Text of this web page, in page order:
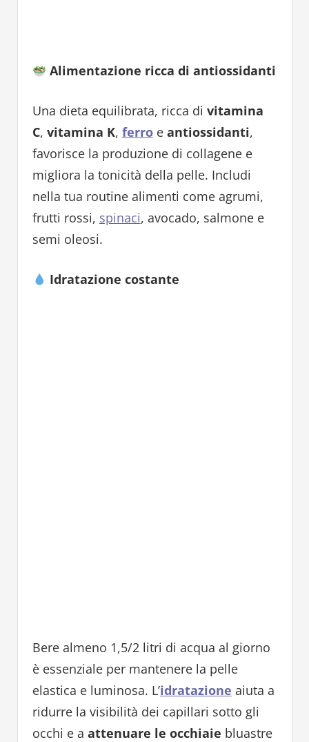
Alimentazione ricca di antiossidanti
Una dieta equilibrata, ricca di vitamina
C, vitamina K, ferroe antiossidanti,
favorisce la produzione di collagene e
migliora la tonicità della pelle. Includi
nella tua routine alimenti come agrumi,
frutti rossi, spinaci, avocado, salmone e
semi oleosi.
Idratazione costante
Bere almeno 1,5/2 litri di acqua al giorno
è essenziale per mantenere la pelle
elastica e luminosa. L’idratazione aiuta a
ridurre la visibilità dei capillari sotto gli
occhi e a attenuare le occhiaie bluastre